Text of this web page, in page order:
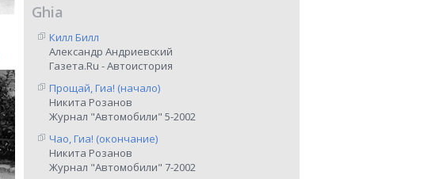
Ghia
Килл Билл
Александр Андриевский
Газета.Ru - Автоистория
Прощай, Гиа! (начало)
Никита Розанов
Журнал "Автомобили" 5-2002
Чао, Гиа! (окончание)
Никита Розанов
Журнал "Автомобили" 7-2002